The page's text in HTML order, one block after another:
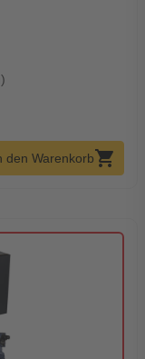
Menge
den Warenkorbshopping_cart